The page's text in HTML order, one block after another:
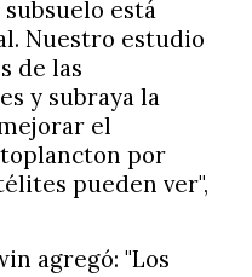
está
Nuestro estudio
de las
y subraya la
el
por
pueden ver",
agregó: "Los